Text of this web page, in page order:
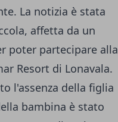
La notizia è stata
affetta da un
poter partecipare alla
Resort di Lonavala.
l'assenza della figlia
bambina è stato